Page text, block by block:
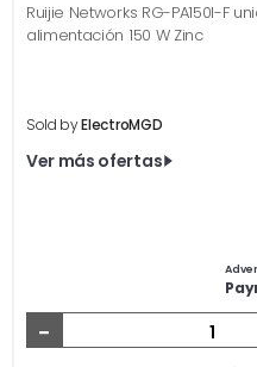
Ruijie Networks RG-PA150I-F
alimentación 150 W Zinc
Sold byElectroMGD
Ver más ofertas
-